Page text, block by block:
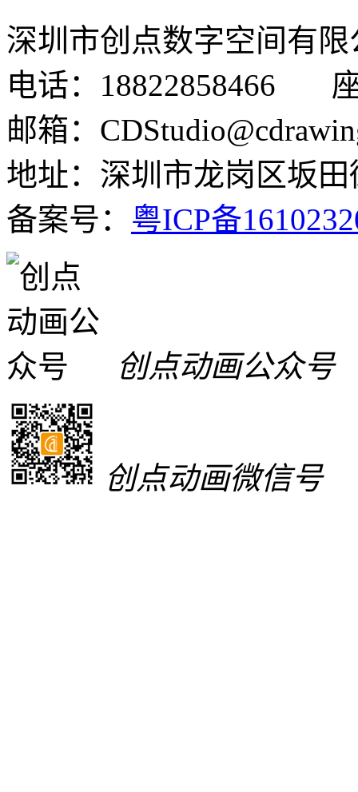
深圳市创点数字空间有
电话：18822858466 座
邮箱：
地址：深圳市龙岗区坂
备案号： 粤ICP备
创点动画公众号
创点动画微信号